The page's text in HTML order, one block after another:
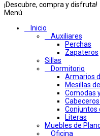
¡Descubre, compra y disfruta!
Menú
Inicio
Auxiliares
Perchas
Zapateros
Sillas
Dormitorio
Armarios
Mesillas
Comodas
Conjuntos
Literas
Muebles de
Oficina